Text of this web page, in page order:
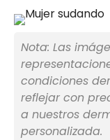
Nota: Las
condiciones
reflejar con
a nuestros
personalizada.